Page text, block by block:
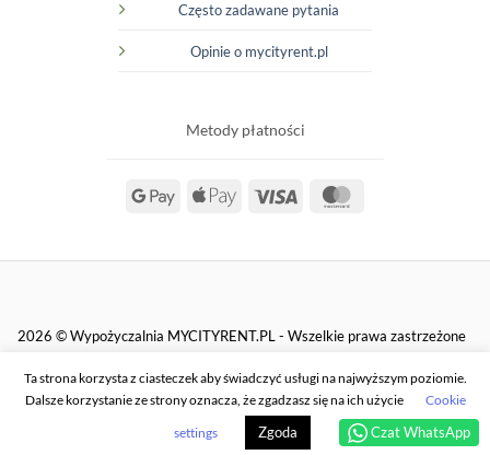
Czat WhatsApp
Często zadawane pytania
Opinie o mycityrent.pl
Metody płatności
Google
Apple
Visa
2026 © Wypożyczalnia MYCITYRENT.PL - Wszelkie prawa zastrzeżone
REGULAMIN POLITYKA PRYWATNOŚCI
Ta strona korzysta z ciasteczek aby świadczyć usługi na najwyższym poziomie.
Dalsze korzystanie ze strony oznacza, że zgadzasz się na ich użycie
Cookie
settings
Zgoda